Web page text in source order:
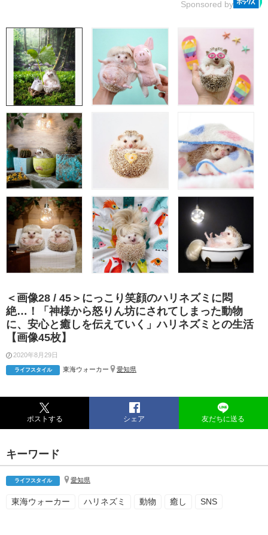
Sponsored by
＜画像28 / 45＞にっこり笑顔のハリネズミに悶
絶…！「神様から怒りん坊にされてしまった動物
に、安心と癒しを伝えていく」ハリネズミとの生活
【画像45枚】
2020年8月29日
ライフスタイル 東海ウォーカー 愛知県
ポストする シェア 友だちに送る
キーワード
ライフスタイル 愛知県
東海ウォーカー ハリネズミ 動物 癒し SNS